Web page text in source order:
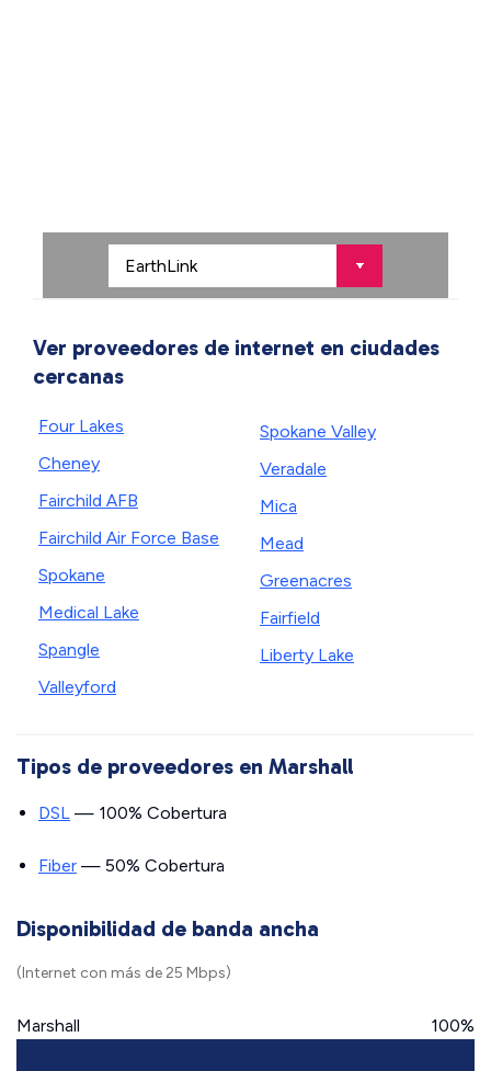
Ver proveedores de internet en ciudades
cercanas
Four Lakes
Cheney
Fairchild AFB
Fairchild Air Force Base
Spokane
Medical Lake
Spangle
Valleyford
Spokane Valley
Veradale
Mica
Mead
Greenacres
Fairfield
Liberty Lake
Tipos de proveedores en Marshall
DSL — 100% Cobertura
Fiber — 50% Cobertura
Disponibilidad de banda ancha
(Internet con más de 25 Mbps)
Marshall 100%